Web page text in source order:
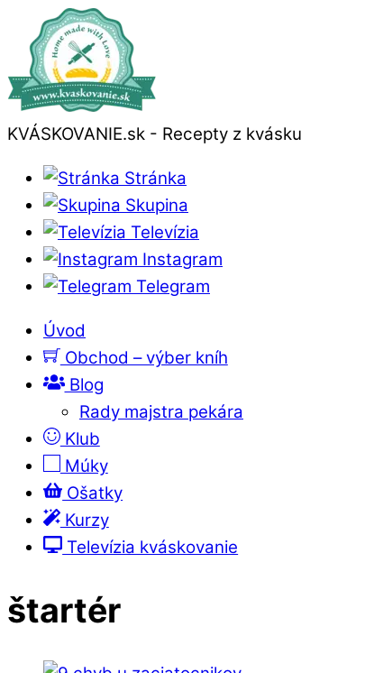
KVÁSKOVANIE.sk - Recepty z kvásku
Stránka
Skupina
Televízia
Instagram
Telegram
Úvod
Obchod – výber kníh
Blog
Rady majstra pekára
Klub
Múky
Ošatky
Kurzy
Televízia kváskovanie
štartér